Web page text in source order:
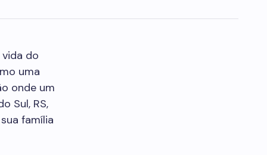
do
uma
onde um
Sul, RS,
família